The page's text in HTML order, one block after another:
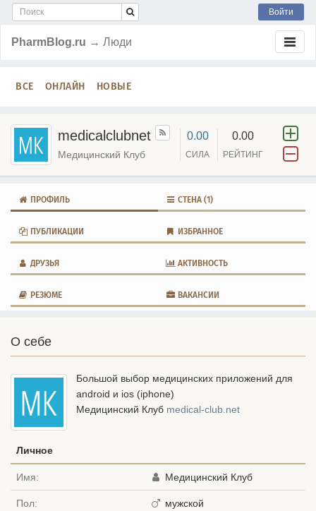
Войти
PharmBlog.ru → Люди
ВСЕ ОНЛАЙН НОВЫЕ
medicalclubnet
Медицинский Клуб
0.00
СИЛА
0.00
РЕЙТИНГ
ПРОФИЛЬ СТЕНА (1)
ПУБЛИКАЦИИ ИЗБРАННОЕ
ДРУЗЬЯ АКТИВНОСТЬ
РЕЗЮМЕ ВАКАНСИИ
О себе
Большой выбор медицинских приложений для
android и ios (iphone)
Медицинский Клуб medical-club.net
Личное
Имя: Медицинский Клуб
Пол: мужской